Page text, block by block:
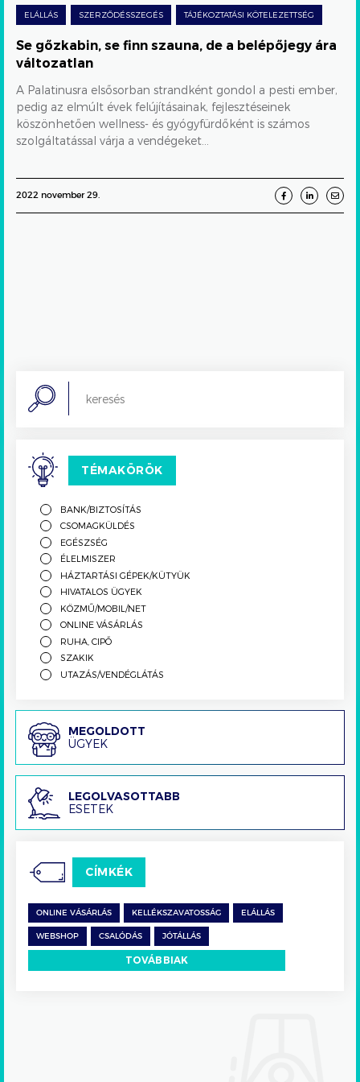
belépőjegy
ára
változatlan
ELÁLLÁS SZERZŐDÉSSZEGÉS TÁJÉKOZTATÁSI KÖTELEZETTSÉG
Se gőzkabin, se finn szauna, de a belépőjegy ára
változatlan
A Palatinusra elsősorban strandként gondol a pesti ember,
pedig az elmúlt évek felújításainak, fejlesztéseinek
köszönhetően wellness- és gyógyfürdőként is számos
szolgáltatással várja a vendégeket...
2022 november 29.
Search
TÉMAKÖRÖK
BANK/BIZTOSÍTÁS
CSOMAGKÜLDÉS
EGÉSZSÉG
ÉLELMISZER
HÁZTARTÁSI GÉPEK/KÜTYÜK
HIVATALOS ÜGYEK
KÖZMŰ/MOBIL/NET
ONLINE VÁSÁRLÁS
RUHA, CIPŐ
SZAKIK
UTAZÁS/VENDÉGLÁTÁS
Megoldott
ügyek
MEGOLDOTT
ÜGYEK
Legolvasottabb
esetek
LEGOLVASOTTABB
ESETEK
CÍMKÉK
ONLINE VÁSÁRLÁS KELLÉKSZAVATOSSÁG ELÁLLÁS
WEBSHOP CSALÓDÁS JÓTÁLLÁS
TOVÁBBIAK